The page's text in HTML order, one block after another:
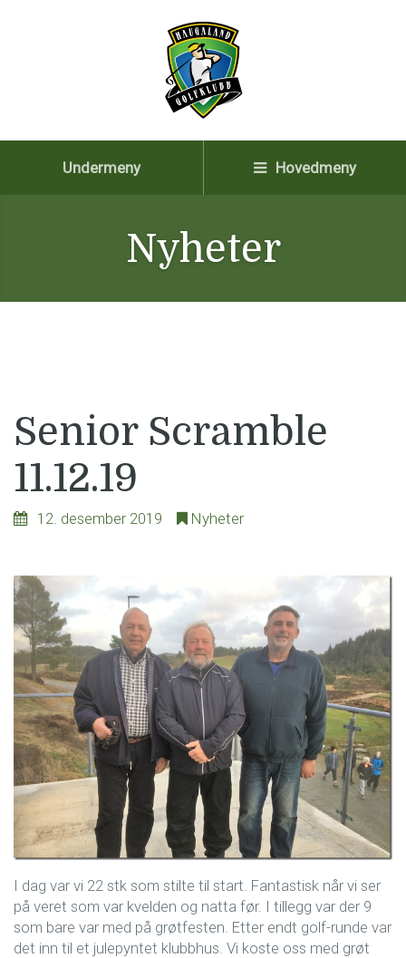
Undermeny Hovedmeny
Nyheter
Senior Scramble
11.12.19
12. desember 2019 Nyheter
I dag var vi 22 stk som stilte til start. Fantastisk når vi ser
på veret som var kvelden og natta før. I tillegg var der 9
som bare var med på grøtfesten. Etter endt golf-runde var
det inn til et julepyntet klubbhus. Vi koste oss med grøt